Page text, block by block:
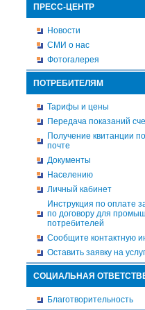
ПРЕСС-ЦЕНТР
Новости
СМИ о нас
Фотогалерея
ПОТРЕБИТЕЛЯМ
Тарифы и цены
Передача показаний
Получение квитанции
почте
Документы
Населению
Личный кабинет
Инструкция по оплате
по договору для
потребителей
Сообщите контактную
Оставить заявку на
СОЦИАЛЬНАЯ
Благотворительность